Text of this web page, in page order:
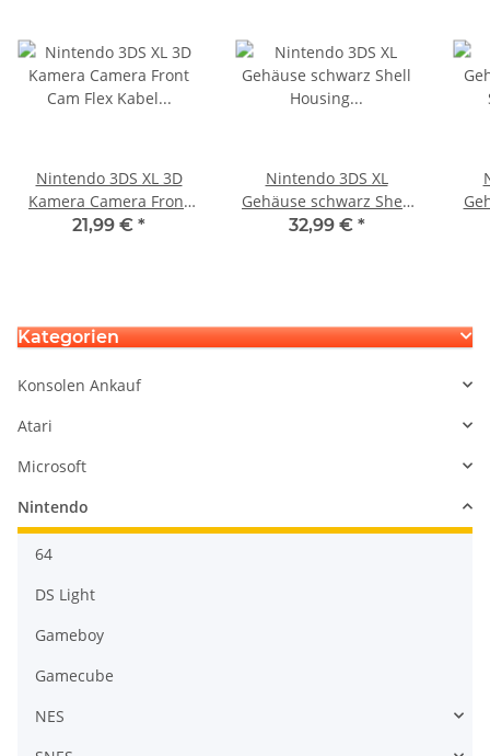
Nintendo 3DS XL 3D
Kamera Camera Front
Cam Flex Kabel
21,99 € *
Nintendo 3DS XL
Gehäuse schwarz Shell
Housing Ersatzgehäuse
32,99 € *
Kategorien
Konsolen Ankauf
Atari
Microsoft
Nintendo
64
DS Light
Gameboy
Gamecube
NES